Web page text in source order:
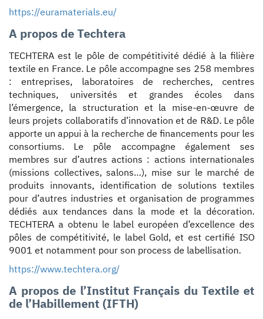
https://euramaterials.eu/
A propos de Techtera
TECHTERA est le pôle de compétitivité dédié à la filière
textile en France. Le pôle accompagne ses 258 membres
: entreprises, laboratoires de recherches, centres
techniques, universités et grandes écoles dans
l’émergence, la structuration et la mise-en-œuvre de
leurs projets collaboratifs d’innovation et de R&D. Le pôle
apporte un appui à la recherche de financements pour les
consortiums. Le pôle accompagne également ses
membres sur d’autres actions : actions internationales
(missions collectives, salons…), mise sur le marché de
produits innovants, identification de solutions textiles
pour d’autres industries et organisation de programmes
dédiés aux tendances dans la mode et la décoration.
TECHTERA a obtenu le label européen d’excellence des
pôles de compétitivité, le label Gold, et est certifié ISO
9001 et notamment pour son process de labellisation.
https://www.techtera.org/
A propos de l’Institut Français du Textile et
de l’Habillement (IFTH)